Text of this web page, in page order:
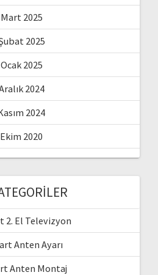
Mart 2025
2025
Ocak 2025
2024
2024
Ekim 2020
2. El Televizyon
Anten Ayarı
Anten Montaj